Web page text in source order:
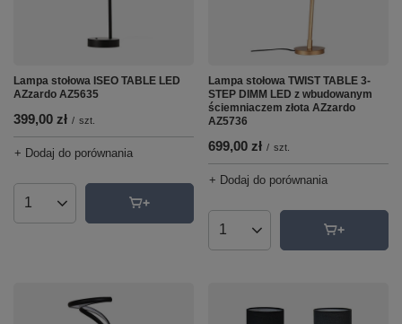
Lampa stołowa ISEO TABLE LED
AZzardo AZ5635
399,00 zł / szt.
+ Dodaj do porównania
Ilość produktów
Lampa stołowa TWIST TABLE 3-
STEP DIMM LED z wbudowanym
ściemniaczem złota AZzardo
AZ5736
699,00 zł / szt.
+ Dodaj do porównania
Ilość produktów